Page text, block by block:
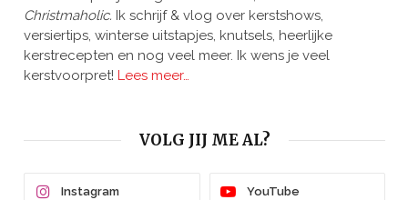
Christmaholic. Ik schrijf & vlog over kerstshows,
versiertips, winterse uitstapjes, knutsels, heerlijke
kerstrecepten en nog veel meer. Ik wens je veel
kerstvoorpret! Lees meer…
VOLG JIJ ME AL?
Instagram YouTube